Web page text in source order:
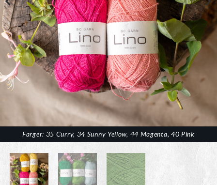
Färger: 35 Curry, 34 Sunny Yellow, 44 Magenta, 40 Pink